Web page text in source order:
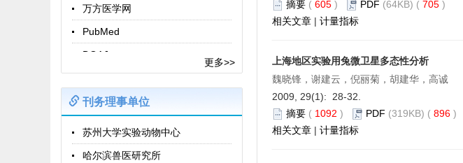
万方医学网
PubMed
DOAJ
Comparative Medicine
中国实验动物学报
更多>>
刊务理事单位
苏州大学实验动物中心
哈尔滨兽医研究所
摘要 ( 605 ) PDF (64KB) ( 705 )
相关文章 | 计量指标
上海地区实验用兔微卫星多态性分析
魏晓锋，谢建云，倪丽菊，胡建华，高诚
2009, 29(1): 28-32.
摘要 ( 1092 ) PDF (319KB) ( 896 )
相关文章 | 计量指标